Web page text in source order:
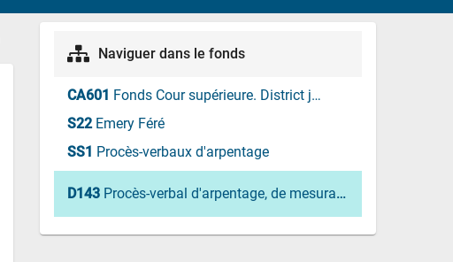
fenêtre.)
Naviguer dans le fonds
CA601
Fonds Cour supérieure. District judiciaire de Montréal. Greffes d'arpenteurs
S22 Emery Féré
SS1 Procès-verbaux d'arpentage
D143 Procès-verbal d'arpentage, de mesurage et de bornage, à la requête de J.B. Lapierre, cultivateur, d'une terre située aux prairies de Joseph Turgeon dans la seigneurie du Lac-des-deux-Montagnes